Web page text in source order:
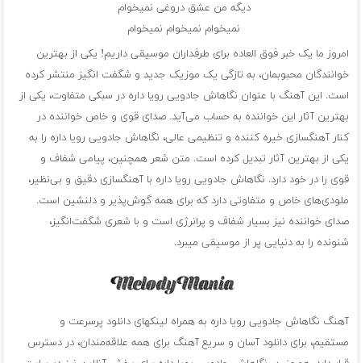
دیگه من عشق دروغی نمیخوام
نمیخوام نمیخوام نمیخوام
امروز ما یک خبر فوق العاده برای طرفداران موسیقی داریم! یکی از بهترین
خوانندگان محبوبمان، به تازگی یک موزیک جدید و شگفت انگیز منتشر کرده
است. این آهنگ با عنوان نگاهاش جادویی رویا داره در سبکی متفاوت، یکی از
بهترین آثار این خواننده به حساب می‌آید. صدای قوی و خاص خواننده در
کنار آهنگسازی خیره کننده و تنظیمی عالی، نگاهاش جادویی رویا داره را به
یکی از بهترین آثار تبدیل کرده است. متن شعر همچنین، پیامی شفاف و
قوی را در خود دارد. نگاهاش جادویی رویا داره با آهنگسازی دقیق و بی‌نظیر،
ملودی‌های خاص و متفاوتی دارد که برای همه گوش‌پذیر و دلنشین است.
صدای خواننده نیز بسیار شفاف و پرانرژی است و با شعری شگفت‌انگیز،
شنونده را به دنیایی پر از موسیقی میبرد.
آهنگ نگاهاش جادویی رویا داره به همراه لینکهای دانلود پرسرعت و
مستقیم، برای دانلود آسان و سریع آهنگ برای همه علاقه‌مندان، در دسترس